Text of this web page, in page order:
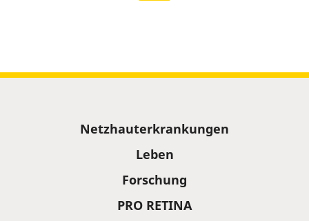
Netzhauterkrankungen
Leben
Forschung
PRO RETINA